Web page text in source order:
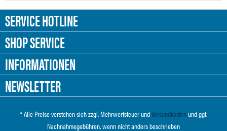
SERVICE HOTLINE
SHOP SERVICE
INFORMATIONEN
NEWSLETTER
* Alle Preise verstehen sich zzgl. Mehrwertsteuer undVersandkostenund ggf.
Nachnahmegebühren, wenn nicht anders beschrieben